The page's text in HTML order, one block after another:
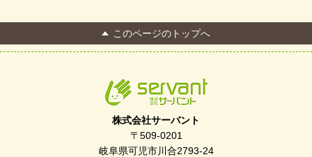
FC Bombonera 岐阜県No.1
令和7年度 岐阜県スポーツ賞「FC Bombonera」
このページのトップへ
株式会社サーバント
〒509-0201
岐阜県可児市川合2793-24